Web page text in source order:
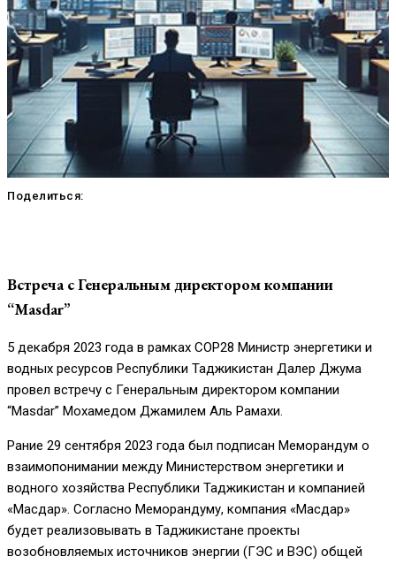
Поделиться:
Встреча с Генеральным директором компании
“Masdar”
5 декабря 2023 года в рамках СОР28 Министр энергетики и
водных ресурсов Республики Таджикистан Далер Джума
провел встречу с Генеральным директором компании
“Masdar” Мохамедом Джамилем Аль Рамахи.
Рание 29 сентября 2023 года был подписан Меморандум о
взаимопонимании между Министерством энергетики и
водного хозяйства Республики Таджикистан и компанией
«Масдар». Согласно Меморандуму, компания «Масдар»
будет реализовывать в Таджикистане проекты
возобновляемых источников энергии (ГЭС и ВЭС) общей